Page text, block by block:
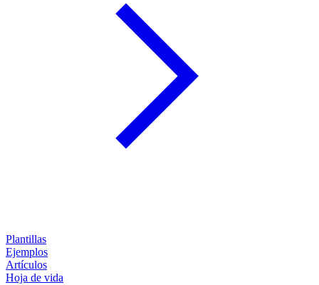
Plantillas
Ejemplos
Artículos
Hoja de vida